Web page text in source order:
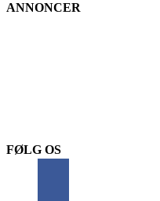
ANNONCER
FØLG OS